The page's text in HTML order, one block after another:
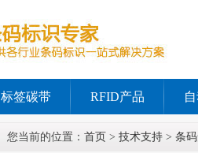
标签碳带 RFID产品
您当前的位置： 首页 > 技术支持 > 条